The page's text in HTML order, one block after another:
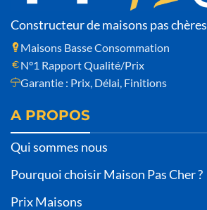
Constructeur de maisons pas chères
Maisons Basse Consommation
N°1 Rapport Qualité/Prix
Garantie : Prix, Délai, Finitions
A PROPOS
Qui sommes nous
Pourquoi choisir Maison Pas Cher ?
Prix Maisons